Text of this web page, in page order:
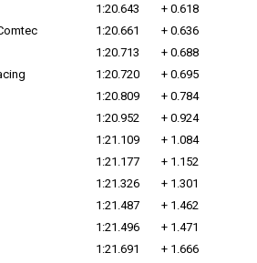
1:20.643
+ 0.618
1:20.661
+ 0.636
1:20.713
+ 0.688
1:20.720
+ 0.695
1:20.809
+ 0.784
1:20.952
+ 0.924
1:21.109
+ 1.084
1:21.177
+ 1.152
1:21.326
+ 1.301
1:21.487
+ 1.462
1:21.496
+ 1.471
1:21.691
+ 1.666